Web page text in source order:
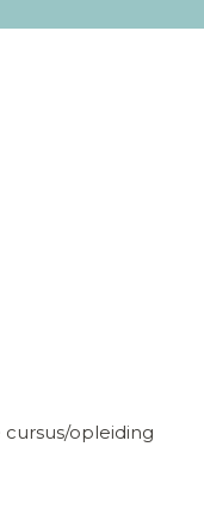
cursus/opleiding